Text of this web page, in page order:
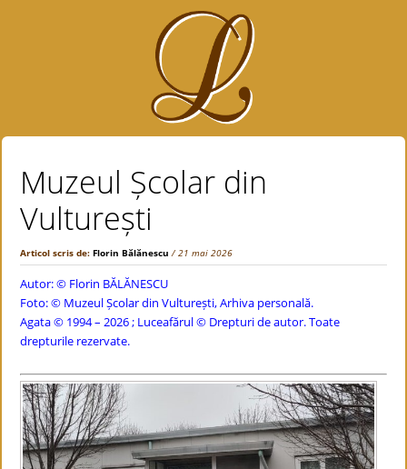
Muzeul Școlar din
Vulturești
Articol scris de:Florin Bălănescu / 21 mai 2026
Autor: © Florin BĂLĂNESCU
Foto: © Muzeul Școlar din Vulturești, Arhiva personală.
Agata © 1994 – 2026 ; Luceafărul © Drepturi de autor. Toate
drepturile rezervate.